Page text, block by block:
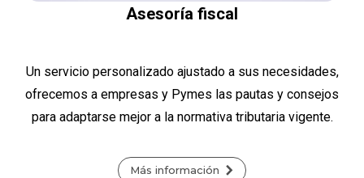
Asesoría fiscal
Un servicio personalizado ajustado a sus necesidades,
ofrecemos a empresas y Pymes las pautas y consejos
para adaptarse mejor a la normativa tributaria vigente.
Más información